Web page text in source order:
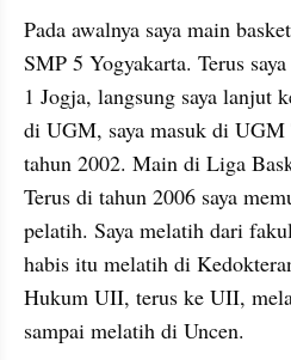
Pada awalnya saya main
SMP 5 Yogyakarta. Terus
1 Jogja, langsung saya
di UGM, saya masuk di
tahun 2002. Main di Liga
Terus di tahun 2006 saya
pelatih. Saya melatih dari
habis itu melatih di
Hukum UII, terus ke UII,
sampai melatih di Uncen.